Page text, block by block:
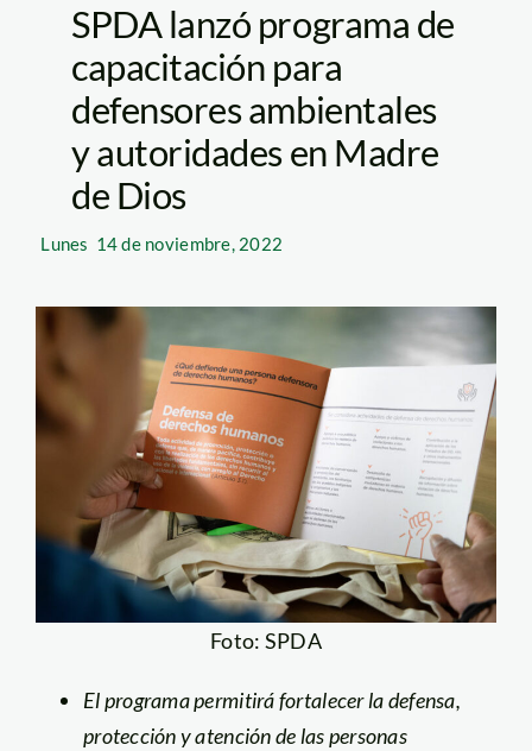
SPDA lanzó programa de
capacitación para
defensores ambientales
y autoridades en Madre
de Dios
Lunes 14 de noviembre, 2022
Foto: SPDA
El programa permitirá fortalecer la defensa,
protección y atención de las personas